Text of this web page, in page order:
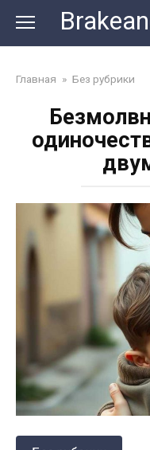
content
Главная » Без рубрики